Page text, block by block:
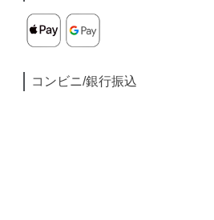
コンビニ/銀行振込